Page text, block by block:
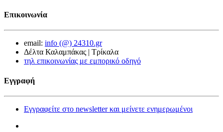
Επικοινωνία
email: info (@) 24310.gr
Δέλτα Καλαμπάκας | Τρίκαλα
τηλ επικοινωνίας με εμπορικό οδηγό
Εγγραφή
Εγγραφείτε στο newsletter και μείνετε ενημερωμένοι